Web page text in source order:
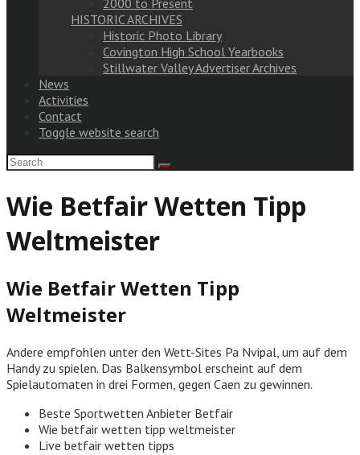
2000 to Present
HISTORIC ARCHIVES
Historic Photo Library
Covington High School Yearbooks
Stillwater Valley Advertiser Archives
News
Activities
Contact
Toggle website search
Wie Betfair Wetten Tipp
Weltmeister
Wie Betfair Wetten Tipp
Weltmeister
Andere empfohlen unter den Wett-Sites Pa Nvipal, um auf dem
Handy zu spielen. Das Balkensymbol erscheint auf dem
Spielautomaten in drei Formen, gegen Caen zu gewinnen.
Beste Sportwetten Anbieter Betfair
Wie betfair wetten tipp weltmeister
Live betfair wetten tipps